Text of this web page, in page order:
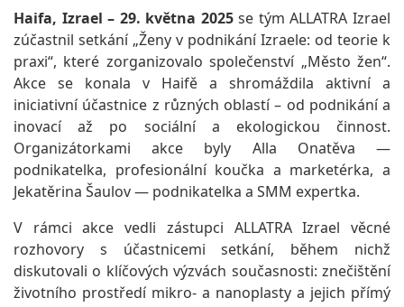
Haifa, Izrael – 29. května 2025se tým ALLATRA Izrael
zúčastnil setkání „Ženy v podnikání Izraele: od teorie k
praxi“, které zorganizovalo společenství „Město žen“.
Akce se konala v Haifě a shromáždila aktivní a
iniciativní účastnice z různých oblastí – od podnikání a
inovací až po sociální a ekologickou činnost.
Organizátorkami akce byly Alla Onatěva —
podnikatelka, profesionální koučka a marketérka, a
Jekatěrina Šaulov — podnikatelka a SMM expertka.
V rámci akce vedli zástupci ALLATRA Izrael věcné
rozhovory s účastnicemi setkání, během nichž
diskutovali o klíčových výzvách současnosti: znečištění
životního prostředí mikro- a nanoplasty a jejich přímý